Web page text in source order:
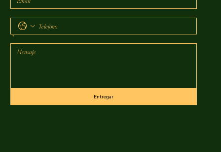
*
Entregar